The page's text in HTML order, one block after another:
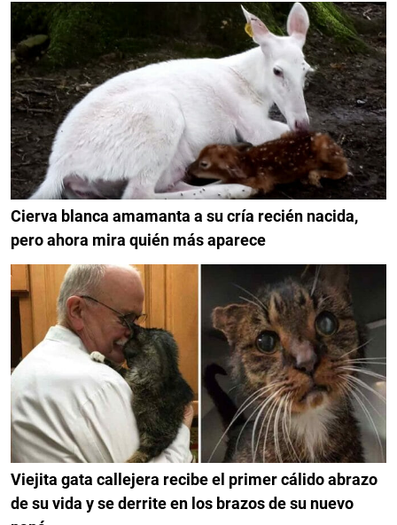
Cierva blanca amamanta a su cría recién nacida,
pero ahora mira quién más aparece
Viejita gata callejera recibe el primer cálido abrazo
de su vida y se derrite en los brazos de su nuevo